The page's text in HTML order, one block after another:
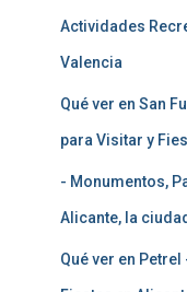
Actividades
Valencia
Qué ver en San
para Visitar y
- Monumentos,
Alicante, la
Qué ver en